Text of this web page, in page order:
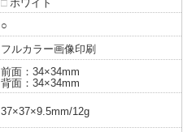
□ ホワイト
○
フルカラー画像印刷
前面：34×34mm
背面：34×34mm
37×37×9.5mm/12g